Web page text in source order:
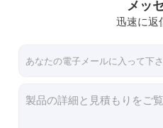
ケイタリングのトラック
メッ
迅速に返